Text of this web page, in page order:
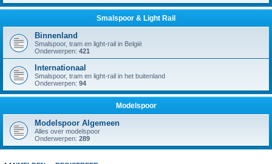
Smalspoor & Light Rail
Binnenland
Smalspoor, tram en light-rail in België
Onderwerpen: 421
Internationaal
Smalspoor, tram en light-rail in het buitenland
Onderwerpen: 94
Modelspoor
Modelspoor Algemeen
Alles over modelspoor
Onderwerpen: 289